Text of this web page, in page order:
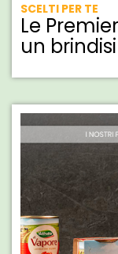
SCELTI PER TE
Le
un